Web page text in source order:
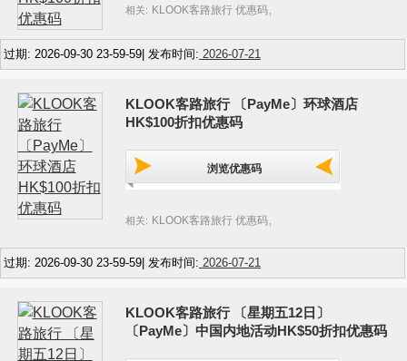
相关: KLOOK客路旅行 优惠码
过期: 2026-09-30 23-59-59| 发布时间: 2026-07-21
KLOOK客路旅行 〔PayMe〕环球酒店
HK$100折扣优惠码
浏览优惠码
相关: KLOOK客路旅行 优惠码
过期: 2026-09-30 23-59-59| 发布时间: 2026-07-21
KLOOK客路旅行 〔星期五12日〕
〔PayMe〕中国内地活动HK$50折扣优惠码